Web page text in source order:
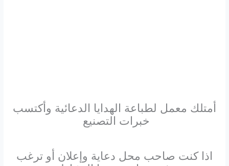
أمتلك معمل لطباعة الهدايا الدعائية وأكتسب
خبرات التصنيع
اذا كنت صاحب محل دعاية وإعلان أو ترغب